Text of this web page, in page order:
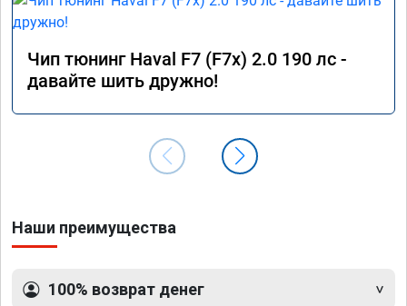
Чип тюнинг Haval F7 (F7x) 2.0 190 лс -
давайте шить дружно!
Наши преимущества
100% возврат денег